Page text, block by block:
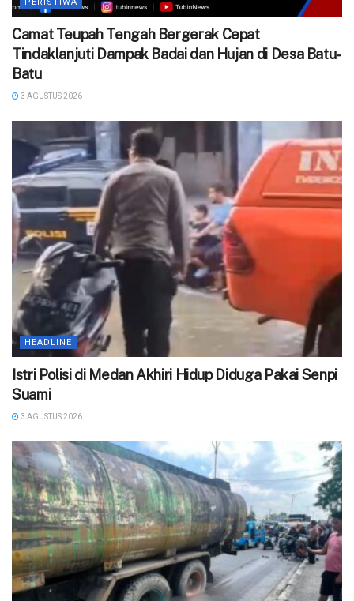
Camat Teupah Tengah Bergerak Cepat
Tindaklanjuti Dampak Badai dan Hujan di Desa Batu-
Batu
3 AGUSTUS 2026
HEADLINE
‎Istri Polisi di Medan Akhiri Hidup Diduga Pakai Senpi
Suami
3 AGUSTUS 2026